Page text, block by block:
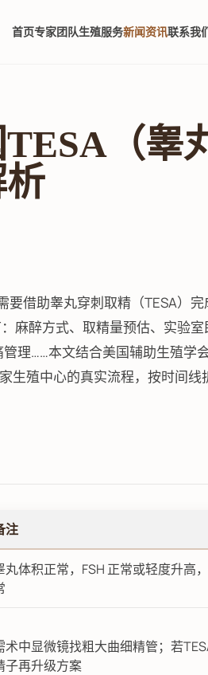
首页专家团队生殖服务新闻资讯联系我
（睾
借助睾丸穿刺取精（TESA）完
麻醉方式、取精量预估、实验室
理……本文结合美国辅助生殖学
生殖中心的真实流程，按时间线
注
丸体积正常，FSH 正常或轻度升高
术中显微镜找粗大曲细精管；若
子再升级方案